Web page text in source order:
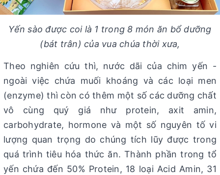
Yến sào được coi là 1 trong 8 món ăn bổ dưỡng
(bát trân) của vua chúa thời xưa,
Theo nghiên cứu thì, nước dãi của chim yến -
ngoài việc chứa muối khoáng và các loại men
(enzyme) thì còn có thêm một số các dưỡng chất
vô cùng quý giá như protein, axit amin,
carbohydrate, hormone và một số nguyên tố vi
lượng quan trọng do chúng tích lũy được trong
quá trình tiêu hóa thức ăn. Thành phần trong tổ
yến chứa đến 50% Protein, 18 loại Acid Amin, 31